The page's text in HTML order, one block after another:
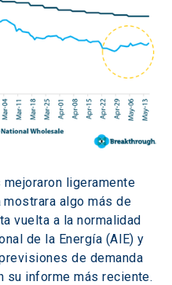
ligeramente
algo más de
vuelta a la normalidad
de la Energía (AIE) y
de demanda
su informe más reciente.